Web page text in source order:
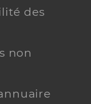
des
non